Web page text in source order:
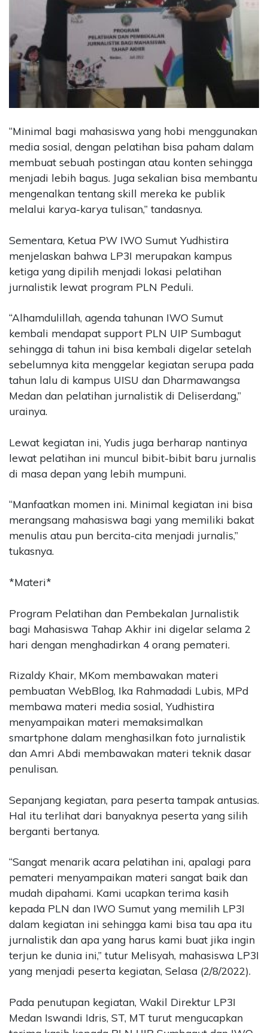
“Minimal bagi mahasiswa yang hobi menggunakan
media sosial, dengan pelatihan bisa paham dalam
membuat sebuah postingan atau konten sehingga
menjadi lebih bagus. Juga sekalian bisa membantu
mengenalkan tentang skill mereka ke publik
melalui karya-karya tulisan,” tandasnya.
Sementara, Ketua PW IWO Sumut Yudhistira
menjelaskan bahwa LP3I merupakan kampus
ketiga yang dipilih menjadi lokasi pelatihan
jurnalistik lewat program PLN Peduli.
“Alhamdulillah, agenda tahunan IWO Sumut
kembali mendapat support PLN UIP Sumbagut
sehingga di tahun ini bisa kembali digelar setelah
sebelumnya kita menggelar kegiatan serupa pada
tahun lalu di kampus UISU dan Dharmawangsa
Medan dan pelatihan jurnalistik di Deliserdang,”
urainya.
Lewat kegiatan ini, Yudis juga berharap nantinya
lewat pelatihan ini muncul bibit-bibit baru jurnalis
di masa depan yang lebih mumpuni.
“Manfaatkan momen ini. Minimal kegiatan ini bisa
merangsang mahasiswa bagi yang memiliki bakat
menulis atau pun bercita-cita menjadi jurnalis,”
tukasnya.
*Materi*
Program Pelatihan dan Pembekalan Jurnalistik
bagi Mahasiswa Tahap Akhir ini digelar selama 2
hari dengan menghadirkan 4 orang pemateri.
Rizaldy Khair, MKom membawakan materi
pembuatan WebBlog, Ika Rahmadadi Lubis, MPd
membawa materi media sosial, Yudhistira
menyampaikan materi memaksimalkan
smartphone dalam menghasilkan foto jurnalistik
dan Amri Abdi membawakan materi teknik dasar
penulisan.
Sepanjang kegiatan, para peserta tampak antusias.
Hal itu terlihat dari banyaknya peserta yang silih
berganti bertanya.
“Sangat menarik acara pelatihan ini, apalagi para
pemateri menyampaikan materi sangat baik dan
mudah dipahami. Kami ucapkan terima kasih
kepada PLN dan IWO Sumut yang memilih LP3I
dalam kegiatan ini sehingga kami bisa tau apa itu
jurnalistik dan apa yang harus kami buat jika ingin
terjun ke dunia ini,” tutur Melisyah, mahasiswa LP3I
yang menjadi peserta kegiatan, Selasa (2/8/2022).
Pada penutupan kegiatan, Wakil Direktur LP3I
Medan Iswandi Idris, ST, MT turut mengucapkan